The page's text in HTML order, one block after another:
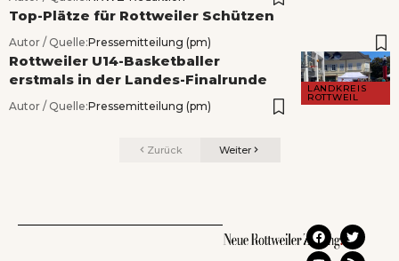
Top-Plätze für Rottweiler Schützen
Autor / Quelle:Pressemitteilung (pm)
LANDKREIS
ROTTWEIL
Rottweiler U14-Basketballer
erstmals in der Landes-Finalrunde
Autor / Quelle:Pressemitteilung (pm)
Zurück Weiter